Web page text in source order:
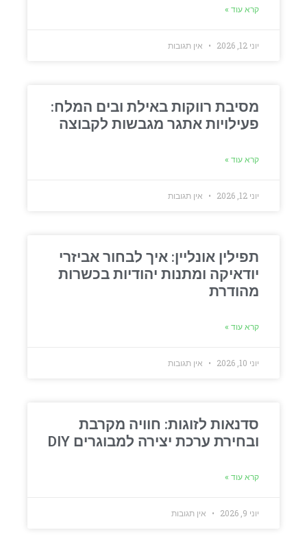
קרא עוד »
יוני 12, 2026 אין תגובות
מסיבת רווקות באילת ובים המלח:
פעילויות אתגר מגבשות לקבוצה
קרא עוד »
יוני 12, 2026 אין תגובות
תפילין אונליין: איך לבחור אביזרי
יודאיקה ומתנות יהודיות בכשרות
מהודרת
קרא עוד »
יוני 10, 2026 אין תגובות
סדנאות לזוגות: חוויה מקרבת
ובחירת ערכת יצירה למבוגרים DIY
קרא עוד »
יוני 9, 2026 אין תגובות